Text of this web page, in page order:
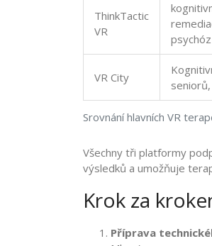
Srovnání hlavních VR
ThinkTactic
VR
psychóz
VR City
seniorů,
Všechny tři platformy
výsledků a umožňuje
Krok za
Příprava